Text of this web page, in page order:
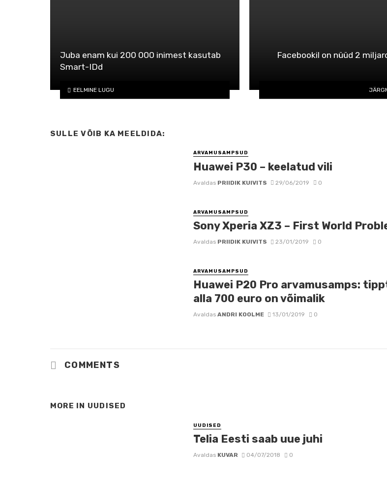
Juba enam kui 200 000 inimest kasutab
Smart-IDd
EELMINE LUGU
Facebookil on nüüd 2
SULLE VÕIB KA MEELDIDA:
ARVAMUSAMPSUD
Huawei P30 – keelatud vili
Avaldas PRIIDIK KUIVITS 29/06/2019 0
ARVAMUSAMPSUD
Sony Xperia XZ3 – First World
Avaldas PRIIDIK KUIVITS 23/01/2019 0
ARVAMUSAMPSUD
Huawei P20 Pro arvamusamps:
alla 700 euro on võimalik
Avaldas ANDRI KOOLME 13/01/2019 0
COMMENTS
MORE IN UUDISED
UUDISED
Telia Eesti saab uue juhi
Avaldas KUVAR 04/07/2018 0